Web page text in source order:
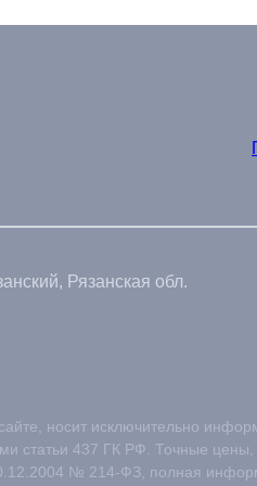
Рязанская обл.
носит исключительно
статьи 437 ГК РФ. Точные цены,
№ 214-ФЗ, полная